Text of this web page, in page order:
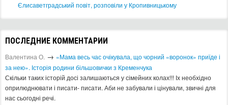
Єлисаветградський повіт, розповіли у Кропивницькому
ПОСЛЕДНИЕ КОММЕНТАРИИ
Валентина О. → «Мама весь час очікувала, що чорний «воронок» приїде і
за нею». Історія родини більшовички з Кременчука
Скільки таких історій досі залишаються у сімейних колах!!! Іх необхідно
оприлюднювати і писати- писати. Аби не забували і цінували, звичні для
нас сьогодні речі.